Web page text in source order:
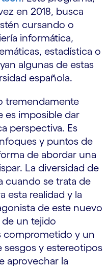
en 2018, busca
cursando o
informática,
estadística o
algunas de estas
española.
tremendamente
es imposible dar
perspectiva. Es
y puntos de
de abordar una
La diversidad de
cuando se trata de
esta realidad y la
de este nuevo
un tejido
comprometido y un
sesgos y estereotipos
aprovechar la